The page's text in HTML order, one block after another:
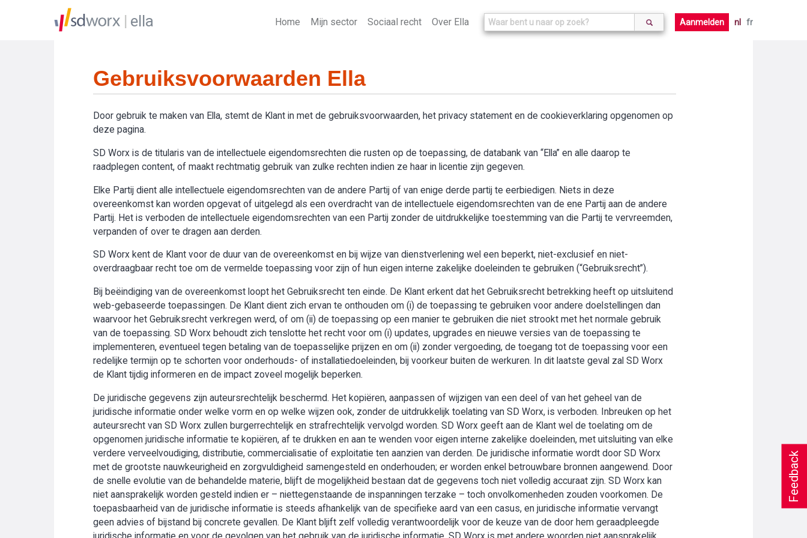
Feedback
ella Home Mijn sector Sociaal recht Over Ella Aanmelden nl fr
Gebruiksvoorwaarden Ella
Door gebruik te maken van Ella, stemt de Klant in met de gebruiksvoorwaarden, het privacy statement en de cookieverklaring opgenomen op
deze pagina.
SD Worx is de titularis van de intellectuele eigendomsrechten die rusten op de toepassing, de databank van “Ella” en alle daarop te
raadplegen content, of maakt rechtmatig gebruik van zulke rechten indien ze haar in licentie zijn gegeven.
Elke Partij dient alle intellectuele eigendomsrechten van de andere Partij of van enige derde partij te eerbiedigen. Niets in deze
overeenkomst kan worden opgevat of uitgelegd als een overdracht van de intellectuele eigendomsrechten van de ene Partij aan de andere
Partij. Het is verboden de intellectuele eigendomsrechten van een Partij zonder de uitdrukkelijke toestemming van die Partij te vervreemden,
verpanden of over te dragen aan derden.
SD Worx kent de Klant voor de duur van de overeenkomst en bij wijze van dienstverlening wel een beperkt, niet-exclusief en niet-
overdraagbaar recht toe om de vermelde toepassing voor zijn of hun eigen interne zakelijke doeleinden te gebruiken (“Gebruiksrecht”).
Bij beëindiging van de overeenkomst loopt het Gebruiksrecht ten einde. De Klant erkent dat het Gebruiksrecht betrekking heeft op uitsluitend
web-gebaseerde toepassingen. De Klant dient zich ervan te onthouden om (i) de toepassing te gebruiken voor andere doelstellingen dan
waarvoor het Gebruiksrecht verkregen werd, of om (ii) de toepassing op een manier te gebruiken die niet strookt met het normale gebruik
van de toepassing. SD Worx behoudt zich tenslotte het recht voor om (i) updates, upgrades en nieuwe versies van de toepassing te
implementeren, eventueel tegen betaling van de toepasselijke prijzen en om (ii) zonder vergoeding, de toegang tot de toepassing voor een
redelijke termijn op te schorten voor onderhouds- of installatiedoeleinden, bij voorkeur buiten de werkuren. In dit laatste geval zal SD Worx
de Klant tijdig informeren en de impact zoveel mogelijk beperken.
De juridische gegevens zijn auteursrechtelijk beschermd. Het kopiëren, aanpassen of wijzigen van een deel of van het geheel van de
juridische informatie onder welke vorm en op welke wijzen ook, zonder de uitdrukkelijk toelating van SD Worx, is verboden. Inbreuken op het
auteursrecht van SD Worx zullen burgerrechtelijk en strafrechtelijk vervolgd worden. SD Worx geeft aan de Klant wel de toelating om de
opgenomen juridische informatie te kopiëren, af te drukken en aan te wenden voor eigen interne zakelijke doeleinden, met uitsluiting van elke
verdere verveelvoudiging, distributie, commercialisatie of exploitatie ten aanzien van derden. De juridische informatie wordt door SD Worx
met de grootste nauwkeurigheid en zorgvuldigheid samengesteld en onderhouden; er worden enkel betrouwbare bronnen aangewend. Door
de snelle evolutie van de behandelde materie, blijft de mogelijkheid bestaan dat de gegevens toch niet volledig accuraat zijn. SD Worx kan
niet aansprakelijk worden gesteld indien er – niettegenstaande de inspanningen terzake – toch onvolkomenheden zouden voorkomen. De
toepasbaarheid van de juridische informatie is steeds afhankelijk van de specifieke aard van een casus, en juridische informatie vervangt
geen advies of bijstand bij concrete gevallen. De Klant bljift zelf volledig verantwoordelijk voor de keuze van de door hem geraadpleegde